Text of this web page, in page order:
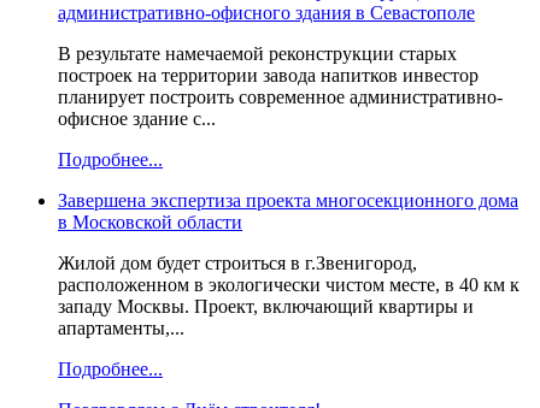
административно-офисного здания в Севастополе
В результате намечаемой реконструкции старых
построек на территории завода напитков инвестор
планирует построить современное административно-
офисное здание с...
Подробнее...
Завершена экспертиза проекта многосекционного дома
в Московской области
Жилой дом будет строиться в г.Звенигород,
расположенном в экологически чистом месте, в 40 км к
западу Москвы. Проект, включающий квартиры и
апартаменты,...
Подробнее...